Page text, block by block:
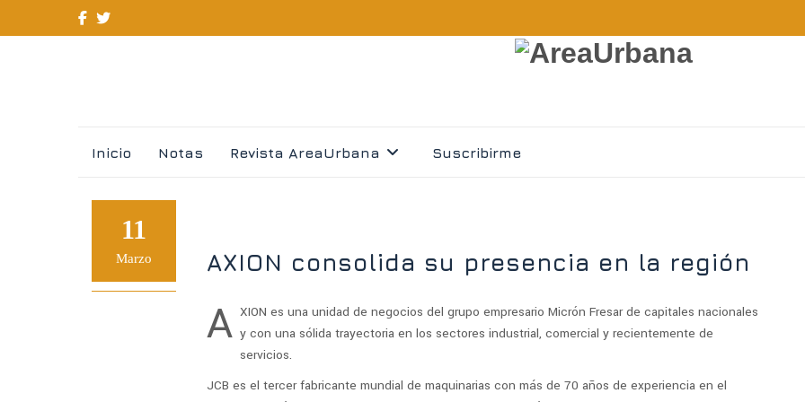
Inicio Notas Revista AreaUrbana Suscribirme
11
Marzo AXION consolida su presencia en la región
A XION es una unidad de negocios del grupo empresario Micrón Fresar de capitales nacionales
y con una sólida trayectoria en los sectores industrial, comercial y recientemente de
servicios.
JCB es el tercer fabricante mundial de maquinarias con más de 70 años de experiencia en el